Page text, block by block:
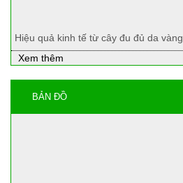
Hiệu quả kinh tế từ cây đu đủ da vàng
Xem thêm
BẢN ĐỒ